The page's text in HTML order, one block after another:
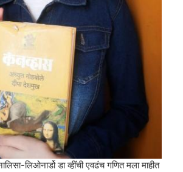
लिओनार्डो डा व्हींची एवढंच गणित मला माहीत